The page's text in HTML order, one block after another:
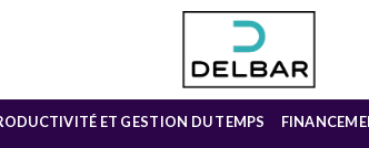
ET GESTION DU TEMPS